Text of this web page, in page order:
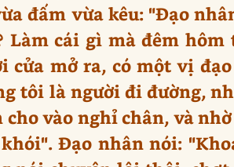
đấm vừa kêu: "Đạo
Làm cái gì mà đêm
cửa mở ra, có một vị
tôi là người đi đường,
vào nghỉ chân, và
Đạo nhân nói: